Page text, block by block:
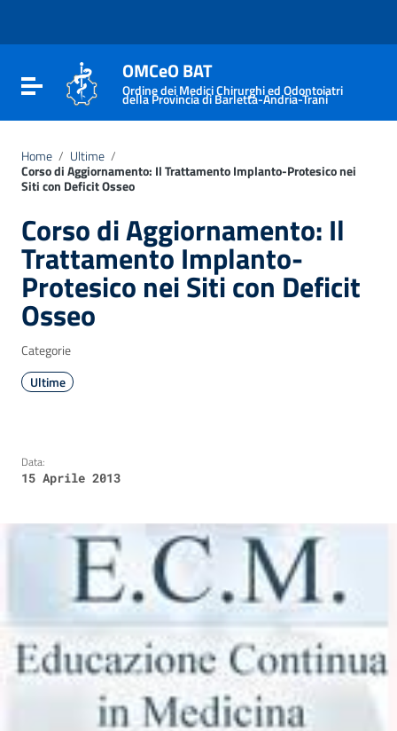
Vai al footer
Attiva / disattiva la navigazione
OMCeO BAT
Ordine dei Medici Chirurghi ed Odontoiatri
della Provincia di Barletta-Andria-Trani
Home / Ultime /
Corso di Aggiornamento: Il Trattamento Implanto-Protesico nei
Siti con Deficit Osseo
Corso di Aggiornamento: Il
Trattamento Implanto-
Protesico nei Siti con Deficit
Osseo
Categorie
Ultime
Data:
15 Aprile 2013